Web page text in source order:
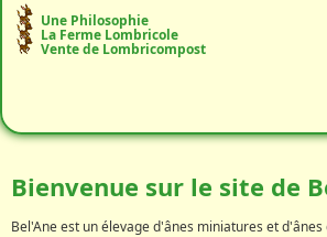
Une Philosophie
La Ferme Lombricole
Vente de Lombricompost
Bienvenue sur le site de
Bel'Ane est un élevage d'ânes miniatures et